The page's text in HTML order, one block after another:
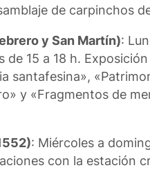
de carpinchos
y San Martín):
15 a 18 h.
santafesina»,
y «Fragmentos de
: Miércoles a
con la estación